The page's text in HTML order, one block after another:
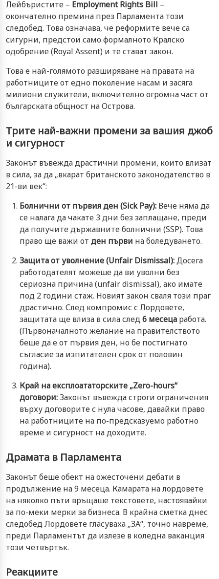
Лейбъристите – Employment Rights Bill –
окончателно премина през Парламента този
следобед. Това означава, че реформите вече са
сигурни, предстои само формалното Кралско
одобрение (Royal Assent) и те стават закон.
Това е най-голямото разширяване на правата на
работниците от едно поколение насам и засяга
милиони служители, включително огромна част от
българската общност на Острова.
Трите най-важни промени за вашия джоб
и сигурност
Законът въвежда драстични промени, които влизат
в сила, за да „вкарат британското законодателство в
21-ви век“:
Болнични от първия ден (Sick Pay): Вече няма да
се налага да чакате 3 дни без заплащане, преди
да получите държавните болнични (SSP). Това
право ще важи от ден първи на боледуването.
Защита от уволнение (Unfair Dismissal):Досега
работодателят можеше да ви уволни без
сериозна причина (unfair dismissal), ако имате
под 2 години стаж. Новият закон сваля този праг
драстично. След компромис с Лордовете,
защитата ще влиза в сила след6 месеца работа.
(Първоначалното желание на правителството
беше да е от първия ден, но бе постигнато
съгласие за изпитателен срок от половин
година).
Край на експлоататорските „Zero-hours“
договори:Законът въвежда строги ограничения
върху договорите с нула часове, давайки право
на работниците на по-предсказуемо работно
време и сигурност на доходите.
Драмата в Парламента
Законът беше обект на ожесточени дебати в
продължение на 9 месеца. Камарата на лордовете
на няколко пъти връщаше текстовете, настоявайки
за по-меки мерки за бизнеса. В крайна сметка днес
следобед Лордовете гласуваха „ЗА“, точно навреме,
преди Парламентът да излезе в коледна ваканция
този четвъртък.
Реакциите